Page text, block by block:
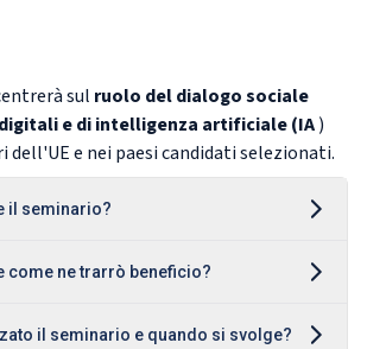
sul ruolo del dialogo sociale
e di intelligenza artificiale (IA)
e nei paesi candidati selezionati.
il seminario?
come ne trarrò beneficio?
il seminario e quando si svolge?